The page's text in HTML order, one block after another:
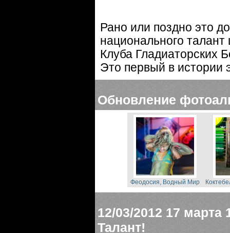
Рано или поздно это
национального
Клуба Гладиаторских
Это первый в истории
Обновление
Феодосия, Водный Мир
12/03/2012 17 марта
Талант!